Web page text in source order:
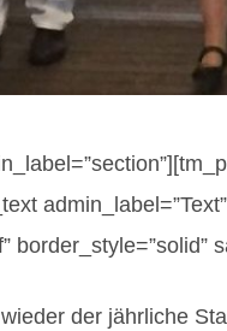
border_style=”solid”
der jährliche